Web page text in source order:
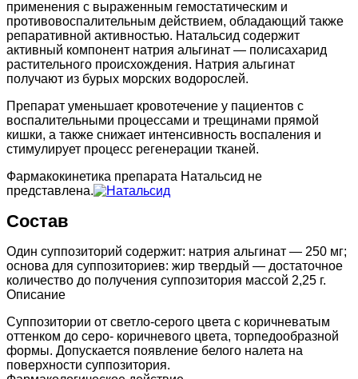
применения с выраженным гемостатическим и
противовоспалительным действием, обладающий также
репаративной активностью. Натальсид содержит
активный компонент натрия альгинат — полисахарид
растительного происхождения. Натрия альгинат
получают из бурых морских водорослей.
Препарат уменьшает кровотечение у пациентов с
воспалительными процессами и трещинами прямой
кишки, а также снижает интенсивность воспаления и
стимулирует процесс регенерации тканей.
Фармакокинетика препарата Натальсид не
представлена.
Состав
Один суппозиторий содержит: натрия альгинат — 250 мг;
основа для суппозиториев: жир твердый — достаточное
количество до получения суппозитория массой 2,25 г.
Описание
Суппозитории от светло-серого цвета с коричневатым
оттенком до серо­- коричневого цвета, торпедообразной
формы. Допускается появление белого налета на
поверхности суппозитория.